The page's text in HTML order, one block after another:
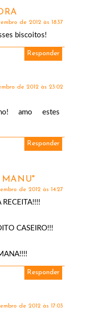
de 2012 às 18:37
biscoitos!
Responder
de 2012 às 23:02
amo estes
Responder
de 2012 às 14:27
CASEIRO!!!
Responder
de 2012 às 17:03